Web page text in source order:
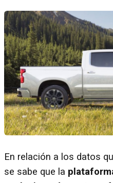
En relación a los datos
se sabe que la